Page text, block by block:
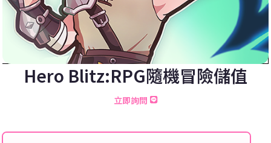
Hero Blitz:RPG隨機冒險儲值
立即詢問